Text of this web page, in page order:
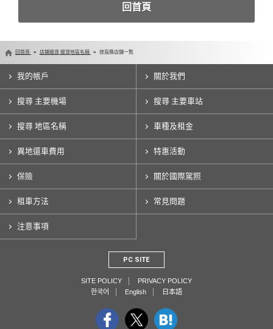
回首頁
回首頁 店鋪搜尋 搜尋地區名稱 徳島縣店舗一覧
我的帳戶 關於我們
搜尋 主要機場 搜尋 主要車站
搜尋 地區名稱 車種及租金
異地還車費用 特惠活動
保險 關於國際駕照
租車方法 常見問題
注意事項
PC SITE
SITE POLICY
PRIVACY POLICY
한국어
English 日本語